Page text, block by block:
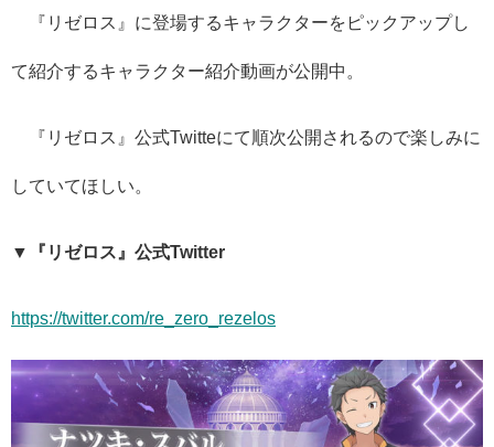
『リゼロス』に登場するキャラクターをピックアップし
て紹介するキャラクター紹介動画が公開中。
『リゼロス』公式Twitteにて順次公開されるので楽しみに
していてほしい。
▼『リゼロス』公式Twitter
https://twitter.com/re_zero_rezelos